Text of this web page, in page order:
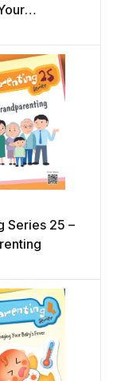
(3 to 5
Series 25 –